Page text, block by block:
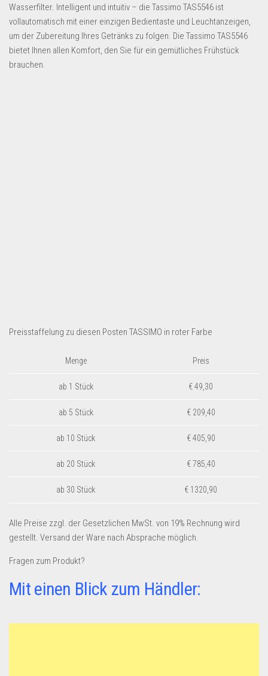
Saison & Eventprodkte
Dropshipping-Produkte
B2B Produkte
Grosshandel
Wasserfilter. Intelligent und intuitiv – die Tassimo TAS5546 ist
vollautomatisch mit einer einzigen Bedientaste und Leuchtanzeigen,
um der Zubereitung Ihres Getränks zu folgen. Die Tassimo TAS5546
bietet Ihnen allen Komfort, den Sie für ein gemütliches Frühstück
brauchen.
Preisstaffelung zu diesen Posten TASSIMO in roter Farbe
Menge Preis
ab 1 Stück € 49,30
ab 5 Stück € 209,40
ab 10 Stück € 405,90
ab 20 Stück € 785,40
ab 30 Stück € 1320,90
Alle Preise zzgl. der Gesetzlichen MwSt. von 19% Rechnung wird
gestellt. Versand der Ware nach Absprache möglich.
Fragen zum Produkt?
Mit einen Blick zum Händler: